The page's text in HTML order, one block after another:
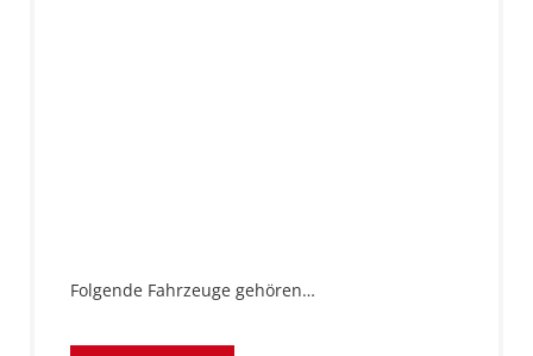
Folgende Fahrzeuge gehören…